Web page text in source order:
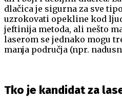
dlačica je sigurna za sve
uzrokovati opekline kod
jeftinija metoda, ali nešto
laserom se jednako mogu
manja područja (npr.
Tko je kandidat za